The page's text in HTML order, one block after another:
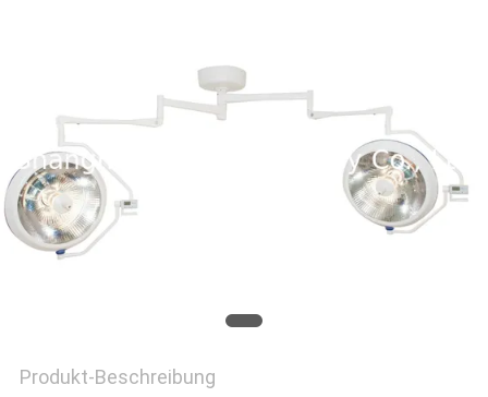
POLICY
Produkt-Beschreibung